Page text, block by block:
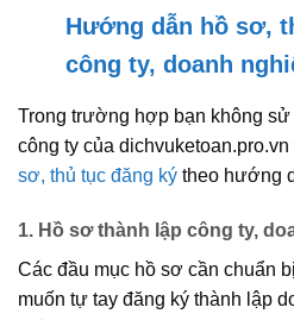
Hướng dẫn hồ sơ,
công ty, doanh
Trong trường hợp bạn không
công ty của
sơ, thủ tục đăng ký theo hướng
1. Hồ sơ thành lập công ty,
Các đầu mục hồ sơ cần chuẩn
muốn tự tay đăng ký thành lập